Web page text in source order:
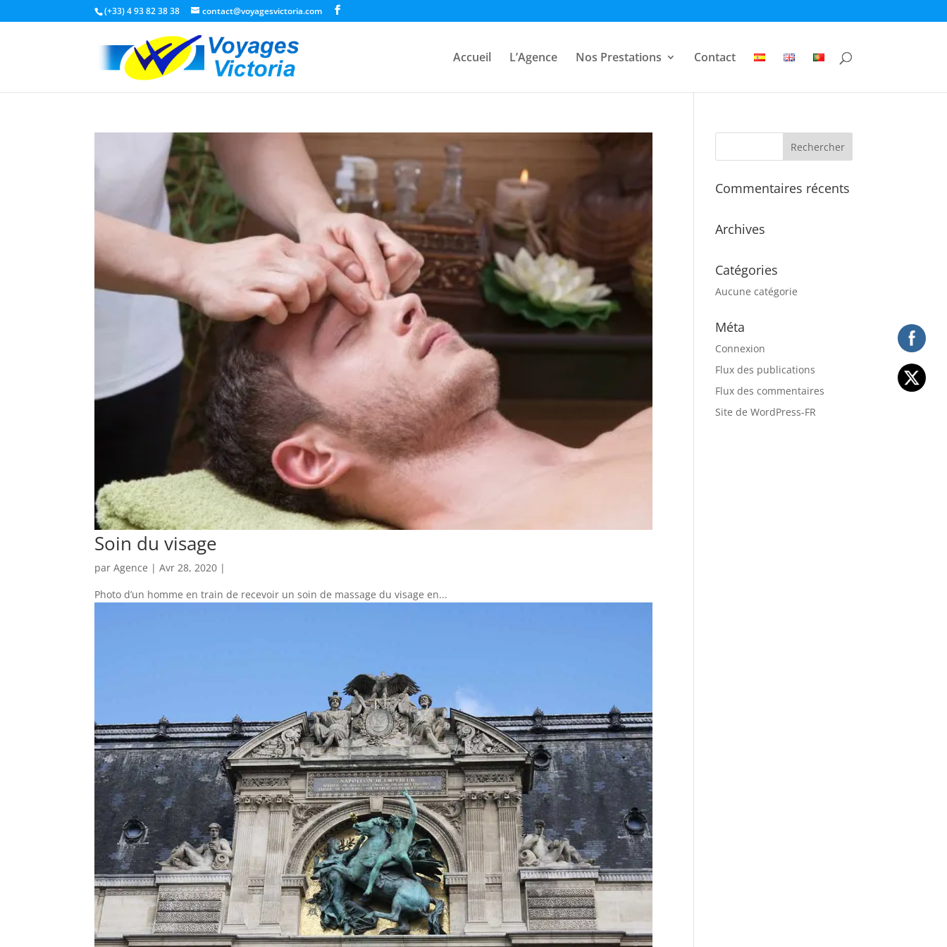
(+33) 4 93 82 38 38 contact@voyagesvictoria.com
Accueil L’Agence Nos Prestations Contact
Soin du visage
parAgence | Avr 28, 2020 |
Photo d’un homme en train de recevoir un soin de massage du visage en...
Commentaires récents
Archives
Catégories
Aucune catégorie
Méta
Connexion
Flux des publications
Flux des commentaires
Site de WordPress-FR